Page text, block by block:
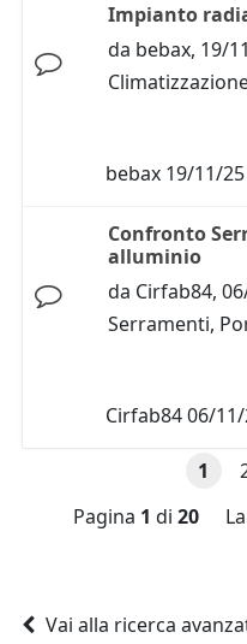
Impianto
da bebax, 19/
bebax 19/11/
Confronto
alluminio
da Cirfab84,
Serramenti,
Cirfab8406/11/
1
Pagina 1 di 20
Vai alla ricerca